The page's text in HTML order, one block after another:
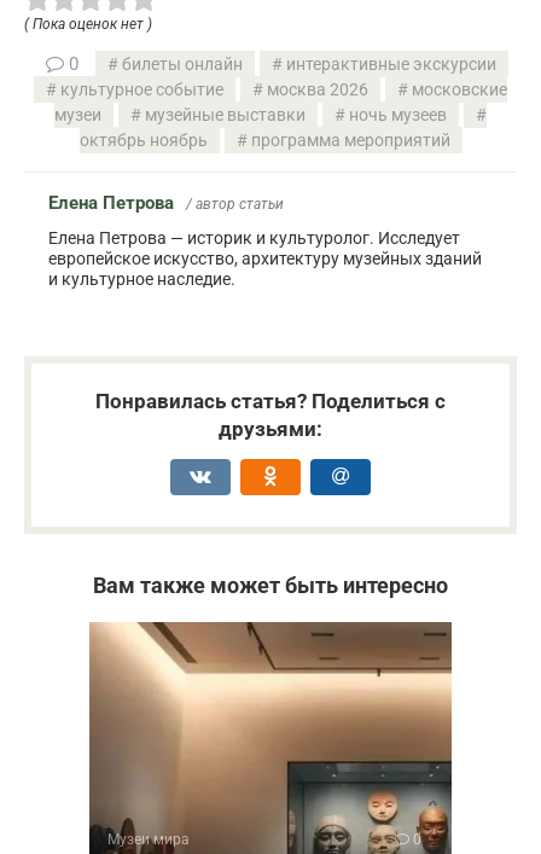
( Пока оценок нет )
0 билеты онлайн
интерактивные экскурсии
культурное событие
москва 2026
московские
музеи
музейные выставки
ночь музеев
октябрь ноябрь
программа мероприятий
Елена Петрова / автор статьи
Елена Петрова — историк и культуролог. Исследует
европейское искусство, архитектуру музейных зданий
и культурное наследие.
Понравилась статья? Поделиться с
друзьями:
Вам также может быть интересно
Музеи мира 0